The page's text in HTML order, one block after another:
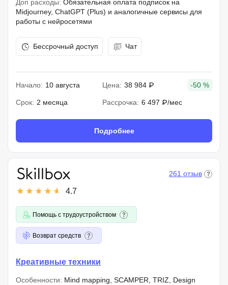
Доп расходы: Обязательная оплата подписок на
Midjourney, ChatGPT (Plus) и аналогичные сервисы для
работы с нейросетями
Бессрочный доступ Чат
Начало: 10 августа Цена: 38 984 ₽ -50 %
Срок: 2 месяца Рассрочка: 6 497 ₽/мес
Подробнее
4.7
261 отзыв
Помощь с трудоустройством
Возврат средств
Креативные техники
Особенности: Mind mapping, SCAMPER, TRIZ, Design